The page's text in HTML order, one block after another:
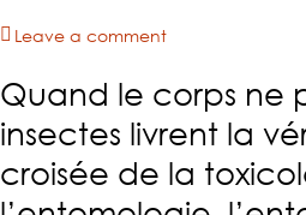
Leave a comment
Quand le corps ne
insectes livrent la
croisée de la